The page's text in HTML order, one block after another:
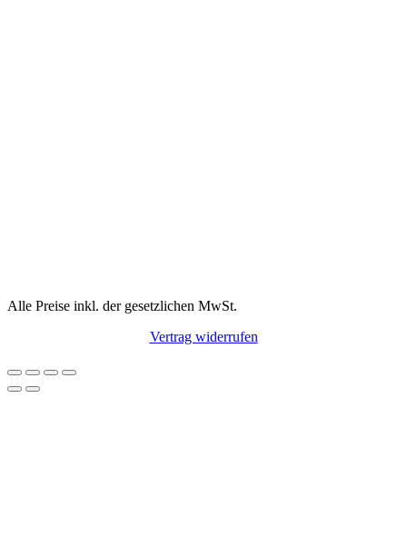
Alle Preise inkl. der gesetzlichen MwSt.
Vertrag widerrufen